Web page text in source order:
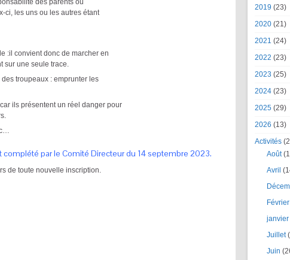
des parents ou
ci, les uns ou les autres étant
:il convient donc de marcher en
sur une seule trace.
troupeaux : emprunter les
ils présentent un réel danger pour
par le Comité Directeur du 14 septembre 2023.
de toute nouvelle inscription.
2019 (23)
2020 (21)
2021 (24)
2022 (23)
2023 (25)
2024 (23)
2025 (29)
2026 (13)
Activités
Août
Avril
Février
janvier
Juillet
Juin